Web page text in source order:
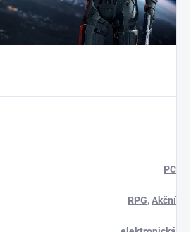
PC
RPG,Akční